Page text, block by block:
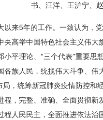
书、汪洋、王沪宁、
来5年的工作。一致认为，党
央高举中国特色社会主义伟
小平理论、“三个代表”重要
族人民，统揽伟大斗争、伟
局，统筹新冠肺炎疫情防控
程，完整、准确、全面贯彻
程人民民主，全面推进依法